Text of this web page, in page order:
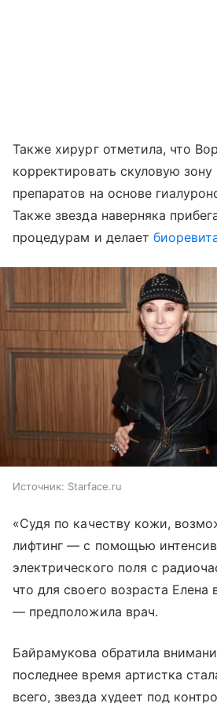
Также хирург отметила, что
корректировать скуловую
препаратов на основе
Также звезда наверняка
процедурам и делает
Источник: Starface.ru
«Судя по качеству кожи,
лифтинг — с помощью
электрического поля с
что для своего возраста Елена
— предположила врач.
Байрамукова обратила
последнее время артистка
всего, звезда худеет под